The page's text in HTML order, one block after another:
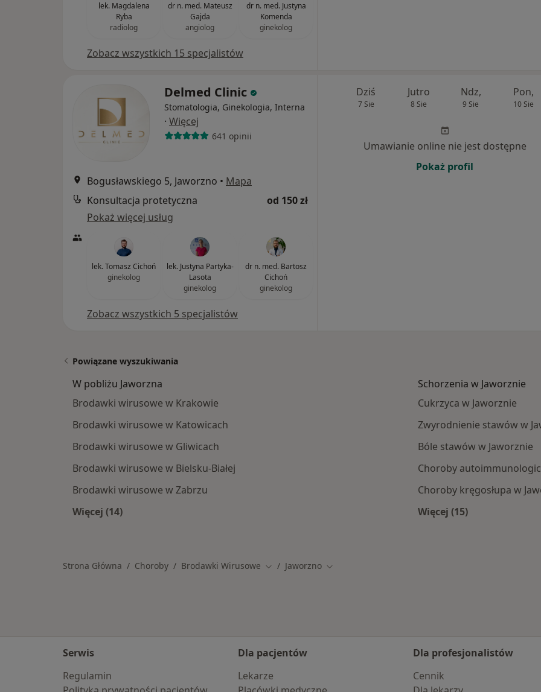
lek. Magdalena
Ryba
radiolog
dr n. med. Mateusz
Gajda
angiolog
dr n. med. Justyna
Komenda
ginekolog
Zobacz wszystkich 15 specjalistów
Delmed Clinic
Stomatologia, Ginekologia, Interna
· Więcej
641 opinii
Bogusławskiego 5, Jaworzno • Mapa
Konsultacja protetyczna
od 150 zł
Pokaż więcej usług
lek. Tomasz Cichoń
ginekolog
lek. Justyna Partyka-
Lasota
ginekolog
dr n. med. Bartosz
Cichoń
ginekolog
Zobacz wszystkich 5 specjalistów
Dziś
7 Sie
Jutro
8 Sie
Ndz,
9 Sie
Pon,
10 Sie
Umawianie online nie jest dostępne
Pokaż profil
Powiązane wyszukiwania
W pobliżu Jaworzna
Brodawki wirusowe w Krakowie
Brodawki wirusowe w Katowicach
Brodawki wirusowe w Gliwicach
Brodawki wirusowe w Bielsku-Białej
Brodawki wirusowe w Zabrzu
Więcej (14)
Schorzenia w Jaworznie
Cukrzyca w Jaworznie
Zwyrodnienie stawów w
Bóle stawów w Jaworznie
Choroby
Choroby kręgosłupa w
Więcej (15)
Strona Główna Choroby Brodawki Wirusowe Zmień miasto
Jaworzno Zmień miasto
Serwis
Regulamin
Dla pacjentów
Lekarze
Dla profesjonalistów
Cennik